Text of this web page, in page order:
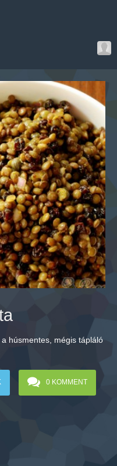
mégis tápláló
0 KOMMENT